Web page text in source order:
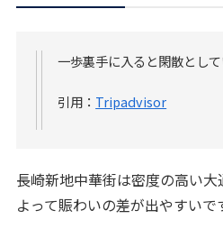
一歩裏手に入ると閑散として
引用： Tripadvisor
長崎新地中華街は密度の高い
よって賑わいの差が出やすいで